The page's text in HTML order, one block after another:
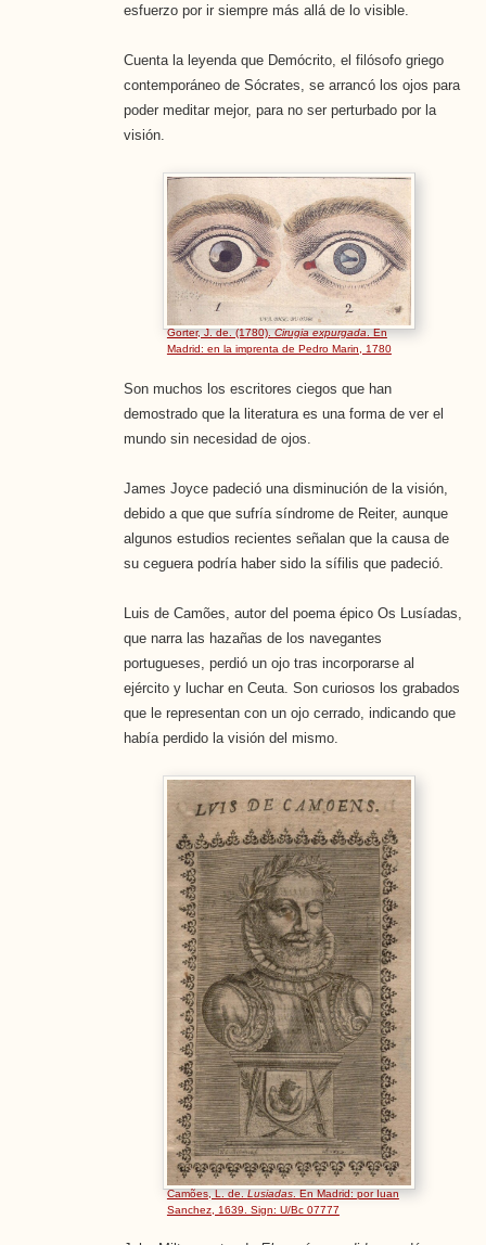
esfuerzo por ir siempre más allá de lo visible.
Cuenta la leyenda que Demócrito, el filósofo griego
contemporáneo de Sócrates, se arrancó los ojos para
poder meditar mejor, para no ser perturbado por la
visión.
Gorter, J. de. (1780).Cirugia expurgada. En
Madrid: en la imprenta de Pedro Marin, 1780
Son muchos los escritores ciegos que han
demostrado que la literatura es una forma de ver el
mundo sin necesidad de ojos.
James Joyce padeció una disminución de la visión,
debido a que que sufría síndrome de Reiter, aunque
algunos estudios recientes señalan que la causa de
su ceguera podría haber sido la sífilis que padeció.
Luis de Camões, autor del poema épico Os Lusíadas,
que narra las hazañas de los navegantes
portugueses, perdió un ojo tras incorporarse al
ejército y luchar en Ceuta. Son curiosos los grabados
que le representan con un ojo cerrado, indicando que
había perdido la visión del mismo.
Camões, L. de.Lusiadas. En Madrid: por Iuan
Sanchez, 1639. Sign: U/Bc 07777